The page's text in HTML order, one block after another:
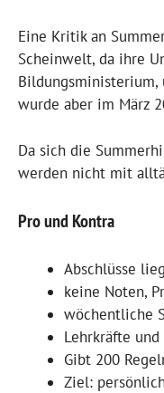
Eine Kritik an
Scheinwelt, da ihre
Bildungsministerium,
wurde aber im März
Da sich die
werden nicht mit
Pro und Kontra
Abschlüsse
keine Noten,
wöchentliche
Lehrkräfte
Gibt 200
Ziel: